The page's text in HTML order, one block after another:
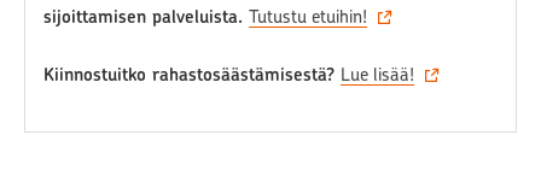
sijoittamisen palveluista. Tutustu etuihin!
Kiinnostuitko rahastosäästämisestä? Lue lisää!